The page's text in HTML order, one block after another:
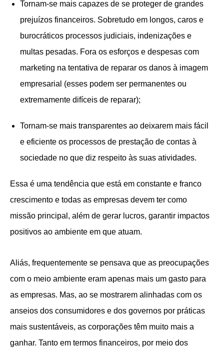
Tornam-se mais capazes de se proteger de grandes
prejuízos financeiros. Sobretudo em longos, caros e
burocráticos processos judiciais, indenizações e
multas pesadas. Fora os esforços e despesas com
marketing na tentativa de reparar os danos à imagem
empresarial (esses podem ser permanentes ou
extremamente difíceis de reparar);
Tornam-se mais transparentes ao deixarem mais fácil
e eficiente os processos de prestação de contas à
sociedade no que diz respeito às suas atividades.
Essa é uma tendência que está em constante e franco
crescimento e todas as empresas devem ter como
missão principal, além de gerar lucros, garantir impactos
positivos ao ambiente em que atuam.
Aliás, frequentemente se pensava que as preocupações
com o meio ambiente eram apenas mais um gasto para
as empresas. Mas, ao se mostrarem alinhadas com os
anseios dos consumidores e dos governos por práticas
mais sustentáveis, as corporações têm muito mais a
ganhar. Tanto em termos financeiros, por meio dos